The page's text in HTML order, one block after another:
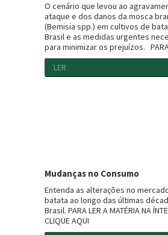
O cenário que levou ao
ataque e dos danos da mosca
(Bemisia spp.) em cultivos de
Brasil e as medidas urgentes
para minimizar os prejuízos. PARA
LER
Mudanças no Consumo
Entenda as alterações no
batata ao longo das últimas
Brasil. PARA LER A MATÉRIA NA
CLIQUE AQUI